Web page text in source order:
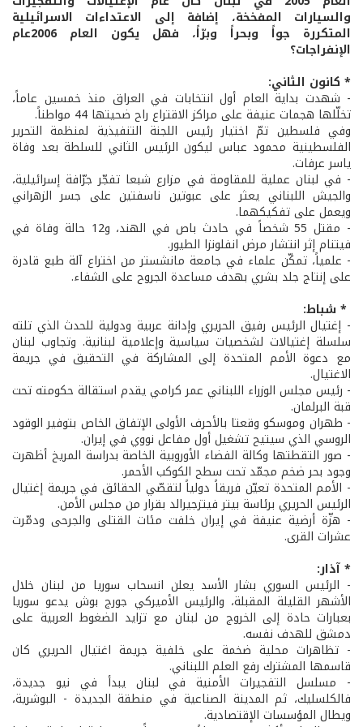
والسيارات المفخخة، إضافة إلى الاعتداءات الاسرائيلية
المتكررة جواً وبحراً وبرّاً، فهل يكون العام 2006عام
الإنفراجات؟
* كانون الثاني:
- شهدت بداية العام أول انتخابات في العراق منذ خمسين عاماً،
تخلّلها هجمات عنيفة على مراكز الاقتراع راح ضحيتها 44 مواطناً.
وفي فلسطين تمّ اختيار رئيس اللجنة التنفيذية لمنظمة التحرير
الفلسطينية محمود عباس ليكون الرئيس الثاني للسلطة بعد وفاة
ياسر عرفات.
- في لبنان عملية للمقاومة في مزارع شبعا تفجّر جرّافة إسرائيلية،
والجيش اللبناني يعثر على عبوتين ناسفتين على جسر الزهراني
ويعمل على تفكيكهما.
- مقتل 55 شخصاً في حادث باص في الهند، و12 حالة وفاة في
فيتنام إثر انتشار مرض انفلونزا الطيور.
- علمياً، تمكّن علماء في جامعة مانشستر من اختراع آلة طبع قادرة
على إنتاج جلد بشري بهدف مساعدة الجروح على الشفاء.
* شباط:
- إغتيال الرئيس رفيق الحريري وإدانة عربية ودولية للحدث الذي تلته
سلسلة إغتيالات لشخصيات سياسية وإعلامية لبنانية. وتجاوب لبنان
مع دعوة الأمم المتحدة إلى المشاركة في التحقيق في جريمة
الاغتيال.
- رئيس مجلس الوزراء اللبناني عمر كرامي يقدم استقالة حكومته تحت
قبة البرلمان.
- طهران وموسكو وقعتا بالأحرف الأولى الإتفاق الخاص بتوفير الوقود
الروسي الذي سيتيح تشغيل أول مفاعل نووي في إيران.
- صور التقطتها وكالة الفضاء الأوروبية الخاصة بدراسة المريخ أظهرت
وجود بحر ضخم مجمّد تحت سطح الكوكب الأحمر.
- الأمم المتحدة تعيّن فريقاً دولياً لتقصّي الحقائق في جريمة إغتيال
الرئيس الحريري برئاسة بيتر فيتزجيرالد بقرار من مجلس الأمن.
- هزّة أرضية عنيفة في إيران خلفت مئات القتلى والجرحى ودمّرت
عشرات القرى.
* آذار:
- الرئيس السوري بشار الأسد يعلن انسحاب سوريا من لبنان خلال
الأشهر القليلة المقبلة، والرئيس الأميركي جورج بوش يدعو سوريا
بعبارات حادة إلى الخروج من لبنان مع تزايد الضغوط العربية على
دمشق للهدف نفسه.
- تظاهرات محلية ضخمة على خلفية جريمة اغتيال الحريري كان
قاسمها المشترك رفع العلم اللبناني.
- مسلسل التفجيرات الأمنية في لبنان يبدأ في نيو جديدة،
فالكلسليك، ثم المدينة الصناعية في منطقة الجديدة - البوشرية،
ويطال المؤسسات الإقتصادية.